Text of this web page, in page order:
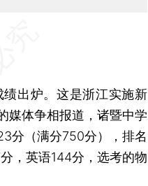
出炉。这是浙江实施新
媒体争相报道，诸暨中学
分（满分750分），排名
，英语144分，选考的物